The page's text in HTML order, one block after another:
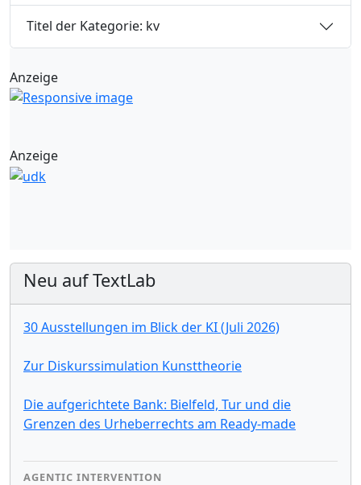
Titel der Kategorie: kv
Anzeige
Anzeige
Neu auf TextLab
30 Ausstellungen im Blick der KI (Juli 2026)
Zur Diskurssimulation Kunsttheorie
Die aufgerichtete Bank: Bielfeld, Tur und die
Grenzen des Urheberrechts am Ready-made
AGENTIC INTERVENTION